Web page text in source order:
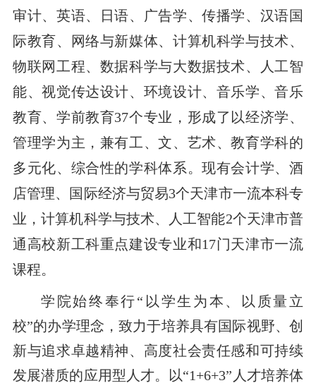
审计、英语、日语、广告学、传播学、汉语国
际教育、网络与新媒体、计算机科学与技术、
物联网工程、数据科学与大数据技术、人工智
能、视觉传达设计、环境设计、音乐学、音乐
教育、学前教育37个专业，形成了以经济学、
管理学为主，兼有工、文、艺术、教育学科的
多元化、综合性的学科体系。现有会计学、酒
店管理、国际经济与贸易3个天津市一流本科专
业，计算机科学与技术、人工智能2个天津市普
通高校新工科重点建设专业和17门天津市一流
课程。
学院始终奉行“以学生为本、以质量立
校”的办学理念，致力于培养具有国际视野、创
新与追求卓越精神、高度社会责任感和可持续
发展潜质的应用型人才。以“1+6+3”人才培养体